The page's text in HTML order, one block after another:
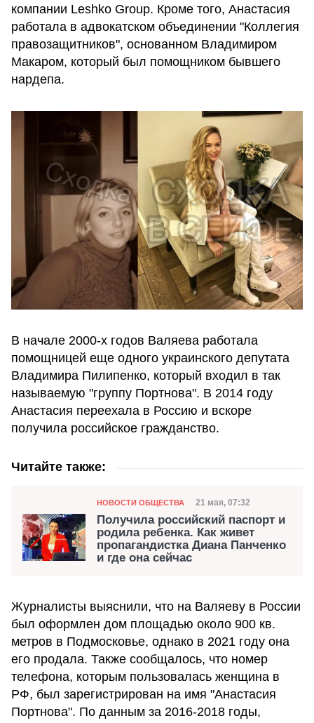
компании Leshko Group. Кроме того, Анастасия
работала в адвокатском объединении "Коллегия
правозащитников", основанном Владимиром
Макаром, который был помощником бывшего
нардепа.
В начале 2000-х годов Валяева работала
помощницей еще одного украинского депутата
Владимира Пилипенко, который входил в так
называемую "группу Портнова". В 2014 году
Анастасия переехала в Россию и вскоре
получила российское гражданство.
Читайте также:
Категория
НОВОСТИ ОБЩЕСТВА Дата публикации
21 мая, 07:32
Получила российский паспорт и
родила ребенка. Как живет
пропагандистка Диана Панченко
и где она сейчас
Журналисты выяснили, что на Валяеву в России
был оформлен дом площадью около 900 кв.
метров в Подмосковье, однако в 2021 году она
его продала. Также сообщалось, что номер
телефона, которым пользовалась женщина в
РФ, был зарегистрирован на имя "Анастасия
Портнова". По данным за 2016-2018 годы,